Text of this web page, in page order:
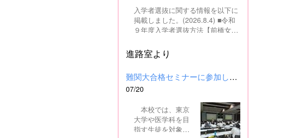
条に該当する者（以下のいずれか
に該当する人） ・禁錮以上の刑に
処せられ、その執行を終わるまで
までの者 ・群馬県職員として懲戒
から2年を経過しない者 ・人事委
員会又は公平委員会の委員の職に
あって、地方公務員法第60条から
第63条までに規定する罪を犯し、
刑に処せられた者 ・日本国憲法又
はその下に成立した政府を暴力で
破壊することを主張する政党その
入学者選抜に関する情報を以下に
掲載しました。(2026.8.4) ■令和
９年度入学者選抜方法【前橋女子
委員会webサイト 高校入試に関
するページはこちら
進路室より
難関大合格セミナーに参加しました
07/20
本校では、東京
大学や医学科を目
指す生徒を対象